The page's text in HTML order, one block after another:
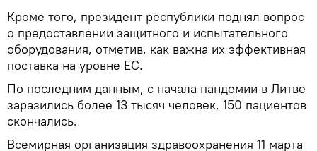
Кроме того, президент республики поднял вопрос
о предоставлении защитного и испытательного
оборудования, отметив, как важна их эффективная
поставка на уровне ЕС.
По последним данным, с начала пандемии в Литве
заразились более 13 тысяч человек, 150 пациентов
скончались.
Всемирная организация здравоохранения 11 марта